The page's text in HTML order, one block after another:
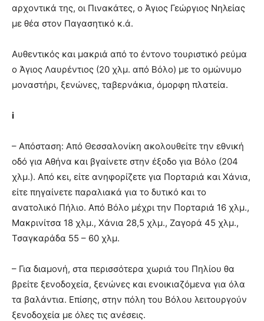
αρχοντικά της, οι Πινακάτες, ο Άγιος Γεώργιος Νηλείας
με θέα στον Παγασητικό κ.ά.
Αυθεντικός και μακριά από το έντονο τουριστικό ρεύμα
ο Άγιος Λαυρέντιος (20 χλμ. από Βόλο) με το ομώνυμο
μοναστήρι, ξενώνες, ταβερνάκια, όμορφη πλατεία.
i
– Απόσταση: Από Θεσσαλονίκη ακολουθείτε την εθνική
οδό για Αθήνα και βγαίνετε στην έξοδο για Βόλο (204
χλμ.). Από κει, είτε ανηφορίζετε για Πορταριά και Χάνια,
είτε πηγαίνετε παραλιακά για το δυτικό και το
ανατολικό Πήλιο. Από Βόλο μέχρι την Πορταριά 16 χλμ.,
Μακρινίτσα 18 χλμ., Χάνια 28,5 χλμ., Ζαγορά 45 χλμ.,
Τσαγκαράδα 55 – 60 χλμ.
– Για διαμονή, στα περισσότερα χωριά του Πηλίου θα
βρείτε ξενοδοχεία, ξενώνες και ενοικιαζόμενα για όλα
τα βαλάντια. Επίσης, στην πόλη του Βόλου λειτουργούν
ξενοδοχεία με όλες τις ανέσεις.